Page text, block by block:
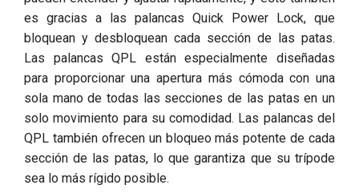
es gracias a las palancas Quick Power Lock, que
bloquean y desbloquean cada sección de las patas.
Las palancas QPL están especialmente diseñadas
para proporcionar una apertura más cómoda con una
sola mano de todas las secciones de las patas en un
solo movimiento para su comodidad. Las palancas del
QPL también ofrecen un bloqueo más potente de cada
sección de las patas, lo que garantiza que su trípode
sea lo más rígido posible.